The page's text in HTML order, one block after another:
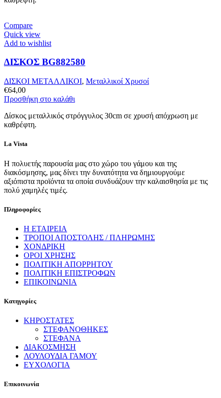
Compare
Quick view
Add to wishlist
ΔΙΣΚΟΣ BG882580
ΔΙΣΚΟΙ ΜΕΤΑΛΛΙΚΟΙ, Μεταλλικοί Χρυσοί
€64,00
Προσθήκη στο καλάθι
Δίσκος μεταλλικός στρόγγυλος 30cm σε χρυσή απόχρωση με
καθρέφτη.
La Vista
Η πολυετής παρουσία μας στο χώρο του γάμου και της
διακόσμησης, μας δίνει την δυνατότητα να δημιουργούμε
αξιόπιστα προϊόντα τα οποία συνδυάζουν την καλαισθησία με τις
πολύ χαμηλές τιμές.
Πληροφορίες
Η ΕΤΑΙΡΕΙΑ
ΤΡΟΠΟΙ ΑΠΟΣΤΟΛΗΣ / ΠΛΗΡΩΜΗΣ
ΧΟΝΔΡΙΚΗ
ΟΡΟΙ ΧΡΗΣΗΣ
ΠΟΛΙΤΙΚΗ ΑΠΟΡΡΗΤΟΥ
ΠΟΛΙΤΙΚΗ ΕΠΙΣΤΡΟΦΩΝ
ΕΠΙΚΟΙΝΩΝΙΑ
Κατηγορίες
ΚΗΡΟΣΤΑΤΕΣ
ΣΤΕΦΑΝΟΘΗΚΕΣ
ΣΤΕΦΑΝΑ
ΔΙΑΚΟΣΜΗΣΗ
ΛΟΥΛΟΥΔΙΑ ΓΑΜΟΥ
ΕΥΧΟΛΟΓΙΑ
Επικοινωνία